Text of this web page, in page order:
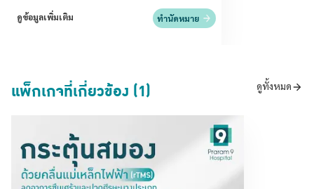
ดูข้อมูลเพิ่มเติม ทำนัดหมาย
แพ็กเกจที่เกี่ยวข้อง (1) ดูทั้งหมด